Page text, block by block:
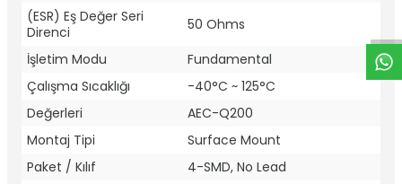
(ESR) Eş Değer Seri
Direnci
50 Ohms
İşletim Modu
Fundamental
Çalışma Sıcaklığı
-40°C ~ 125°C
Değerleri
AEC-Q200
Montaj Tipi
Surface Mount
Paket / Kılıf
4-SMD, No Lead